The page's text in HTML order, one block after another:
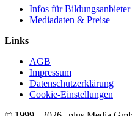
Infos für Bildungsanbieter
Mediadaten & Preise
Links
AGB
Impressum
Datenschutzerklärung
Cookie-Einstellungen